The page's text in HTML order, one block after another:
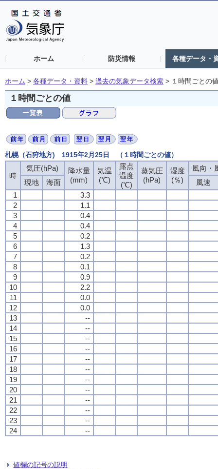
ホーム 防災情報 各種データ・
ホーム > 各種データ・資料 > 過去の気象データ検索 > １時間ごとの
１時間ごとの値
札幌（石狩地方) 1915年2月25日 （１時間ごとの値）
時
気圧(hPa)
降水量
(mm)
気温
(℃)
露点
温度
(℃)
蒸気圧
(hPa)
湿度
(％)
風向・
現地
海面
風速
1
3.3
2
1.1
3
0.4
4
0.4
5
0.2
6
1.3
7
0.2
8
0.1
9
0.9
10
2.2
11
0.0
12
0.0
13
--
14
--
15
--
16
--
17
--
18
--
19
--
20
--
21
--
22
--
23
--
24
--
値欄の記号の説明